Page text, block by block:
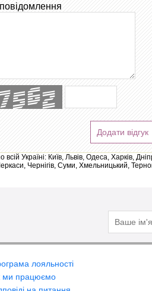
Додати відгук
всій Україні: Київ, Львів, Одеса, Харків,
Чернігів, Суми, Хмельницький,
лояльності
ми працюємо